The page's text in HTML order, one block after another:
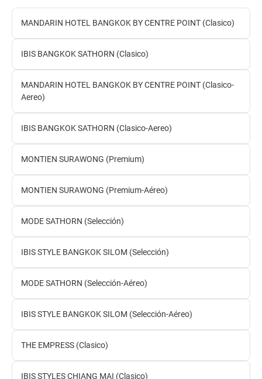
MANDARIN HOTEL BANGKOK BY CENTRE POINT (Clasico)
IBIS BANGKOK SATHORN (Clasico)
MANDARIN HOTEL BANGKOK BY CENTRE POINT (Clasico-
Aereo)
IBIS BANGKOK SATHORN (Clasico-Aereo)
MONTIEN SURAWONG (Premium)
MONTIEN SURAWONG (Premium-Aéreo)
MODE SATHORN (Selección)
IBIS STYLE BANGKOK SILOM (Selección)
MODE SATHORN (Selección-Aéreo)
IBIS STYLE BANGKOK SILOM (Selección-Aéreo)
THE EMPRESS (Clasico)
IBIS STYLES CHIANG MAI (Clasico)